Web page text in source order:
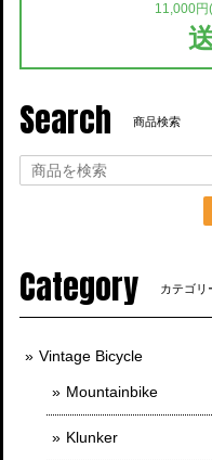
11,000円
Search 商品検索
Category カテゴリ
Vintage Bicycle
Mountainbike
Klunker